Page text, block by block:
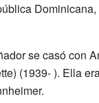
se casó con
(1939- ). Ella